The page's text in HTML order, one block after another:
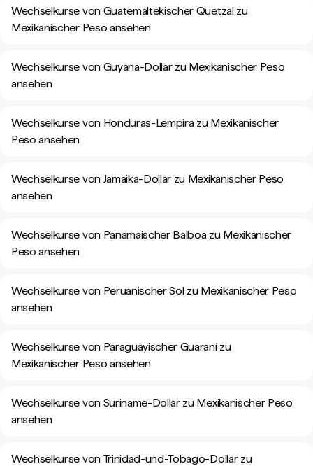
Wechselkurse von Guatemaltekischer Quetzal zu
Mexikanischer Peso ansehen
Wechselkurse von Guyana-Dollar zu Mexikanischer Peso
ansehen
Wechselkurse von Honduras-Lempira zu Mexikanischer
Peso ansehen
Wechselkurse von Jamaika-Dollar zu Mexikanischer Peso
ansehen
Wechselkurse von Panamaischer Balboa zu Mexikanischer
Peso ansehen
Wechselkurse von Peruanischer Sol zu Mexikanischer Peso
ansehen
Wechselkurse von Paraguayischer Guaraní zu
Mexikanischer Peso ansehen
Wechselkurse von Suriname-Dollar zu Mexikanischer Peso
ansehen
Wechselkurse von Trinidad-und-Tobago-Dollar zu